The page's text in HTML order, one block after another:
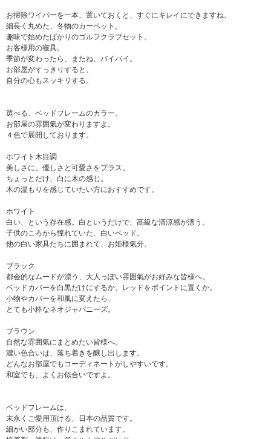
お掃除ワイパーを一本、置いておくと、すぐにキレイにできますね。
細長く丸めた、冬物のカーペット。
趣味で始めたばかりのゴルフクラブセット。
お客様用の寝具。
季節が変わったら、またね、バイバイ。
お部屋がすっきりすると、
自分の心もスッキリする。
選べる、ベッドフレームのカラー。
お部屋の雰囲氣が変わりますよ。
４色で展開しております。
ホワイト木目調
美しさに、優しさと可愛さをプラス。
ちょっとだけ、白に木の感じ。
木の温もりを感じていたい方におすすめです。
ホワイト
白い、という存在感。白というだけで、高級な清涼感が漂う。
子供のころから憧れていた、白いベッド。
他の白い家具たちに囲まれて、お姫様氣分。
ブラック
都会的なムードが漂う、大人っぽい雰囲氣がお好みな皆様へ。
ベッドカバーを白黒だけにするか、レッドをポイントに置くか。
小物やカバーを和風に変えたら、
とても小粋なネオジャパニーズ。
ブラウン
自然な雰囲氣にまとめたい皆様へ。
濃い色合いは、落ち着きを醸し出します。
どんなお部屋でもコーディネートがしやすいです。
和室でも、よくお似合いですよ。
ベッドフレームは、
末永くご愛用頂ける、日本の品質です。
細かい部分も、作りこまれています。